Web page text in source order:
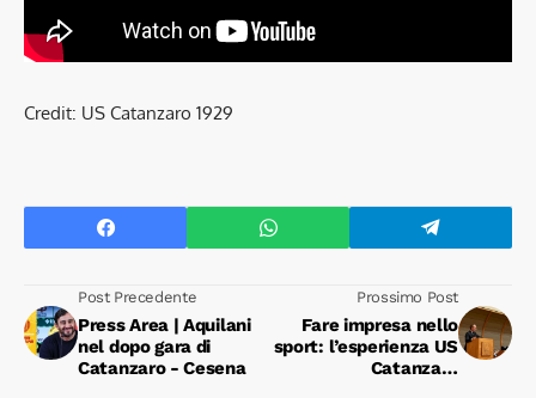
Credit: US Catanzaro 1929
Post Precedente
Press Area | Aquilani
nel dopo gara di
Catanzaro - Cesena
Prossimo Post
Fare impresa nello
sport: l’esperienza US
Catanzaro